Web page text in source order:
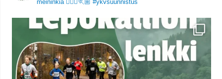
meininkiä 🏃🏻‍♀️🏃🏼 #ykvsuunnistus